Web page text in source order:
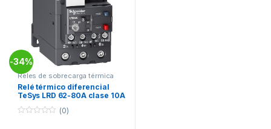
-34%
Reles de sobrecarga térmica
diferencial TeSys LRD
Relé térmico diferencial
TeSys LRD 62-80A clase 10A
Schneider Electric
(0)